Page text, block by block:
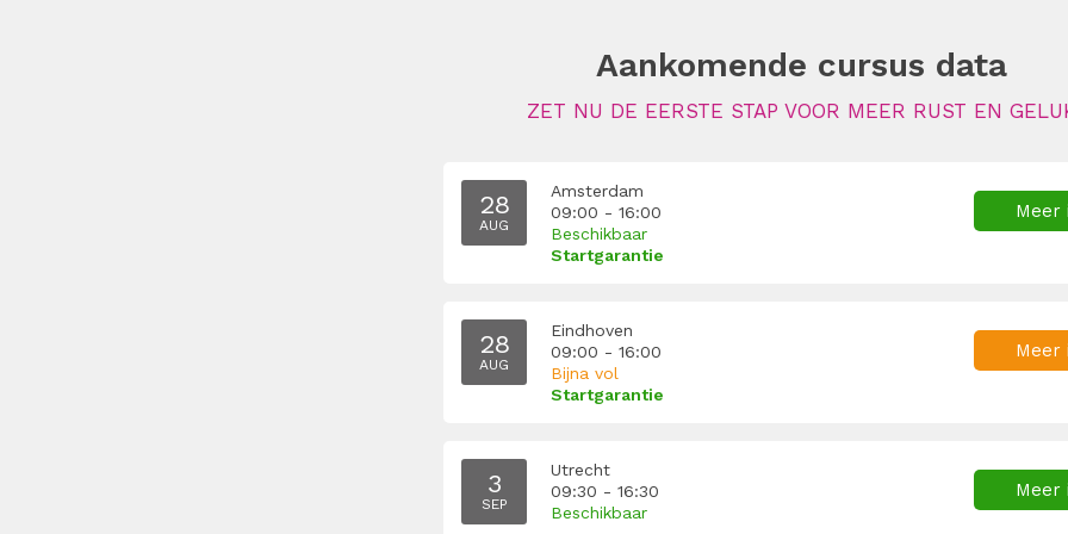
Aankomende cursus data
ZET NU DE EERSTE STAP VOOR MEER RUST EN
28
AUG
Amsterdam
09:00 - 16:00
Beschikbaar
Startgarantie
Meer
28
AUG
Eindhoven
09:00 - 16:00
Bijna vol
Startgarantie
Meer
3
SEP
Utrecht
09:30 - 16:30
Beschikbaar
Meer